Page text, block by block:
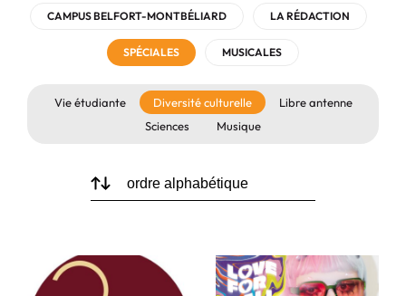
CAMPUS BELFORT-MONTBÉLIARD LA RÉDACTION
SPÉCIALES MUSICALES
Vie étudiante Diversité culturelle
Libre antenne
Sciences
Musique